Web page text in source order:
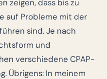
zeigen, dass bis zu
auf Probleme mit der
sind. Je nach
und
verschiedene CPAP-
Übrigens: In meinem